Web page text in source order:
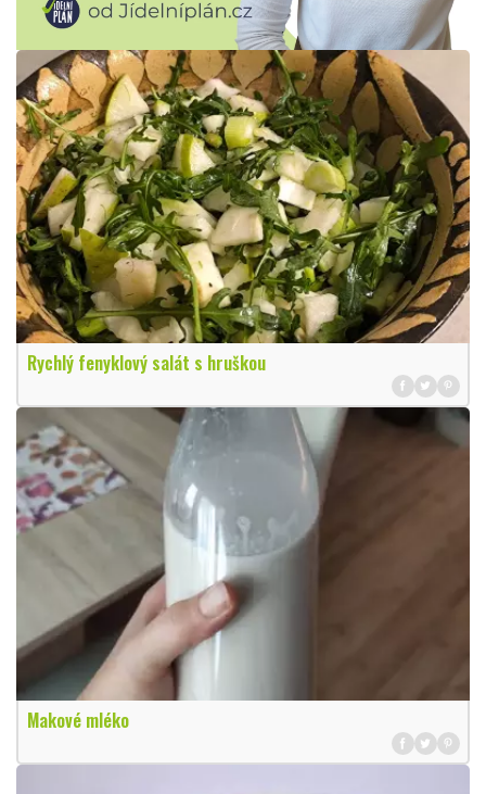
Rychlý fenyklový salát s hruškou
Makové mléko